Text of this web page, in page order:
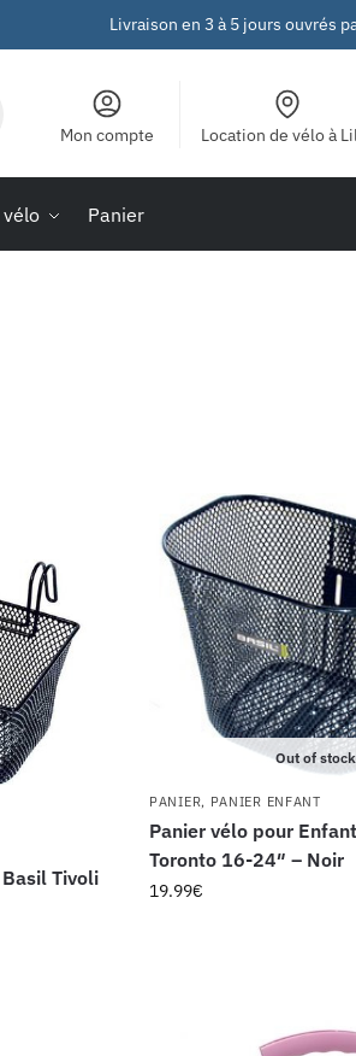
Livraison en 3 à 5 jours ouvrés
Mon compte Location de vélo à
vélo Panier
Tivoli
Out of stock
PANIER, PANIER ENFANT
Panier vélo pour
Toronto 16-24″ – Noir
19.99€